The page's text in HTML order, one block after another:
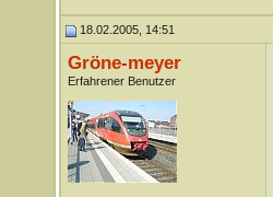
18.02.2005, 14:51
Gröne-meyer
Erfahrener Benutzer